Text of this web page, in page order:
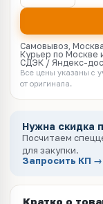
Самовывоз, Москва
Курьер по Москве
СДЭК / Яндекс-
Все цены указаны с
от оригинала.
Нужна скидка
Посчитаем
для закупки.
Запросить КП →
Кратко о